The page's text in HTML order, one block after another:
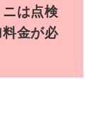
は点検
金が必